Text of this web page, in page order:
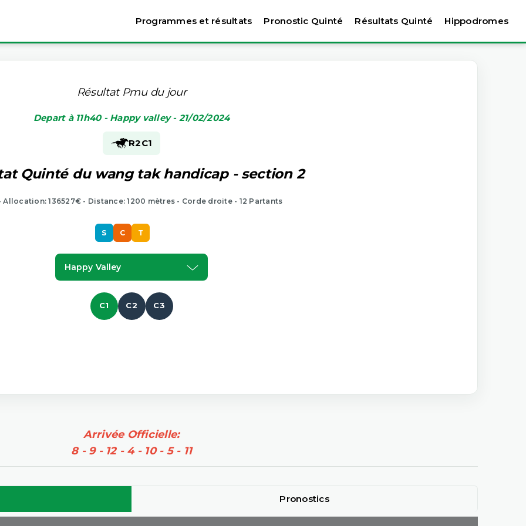
Programmes et résultats Pronostic Quinté Résultats Quinté Hippodromes
Résultat Pmu du jour
Depart à 11h40 - Happy valley - 21/02/2024
R2C1
Quinté du wang tak handicap - section 2
Allocation: 136527€ - Distance: 1200 mètres - Corde droite - 12 Partants
S C T
Happy Valley
C1 C2 C3
Arrivée Officielle:
8 - 9 - 12 - 4 - 10 - 5 - 11
Pronostics